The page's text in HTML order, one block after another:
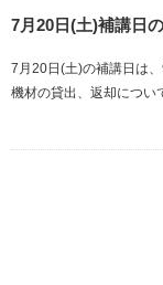
7月20日(土)補講日
7月20日(土)の補講日は
機材の貸出、返却につい